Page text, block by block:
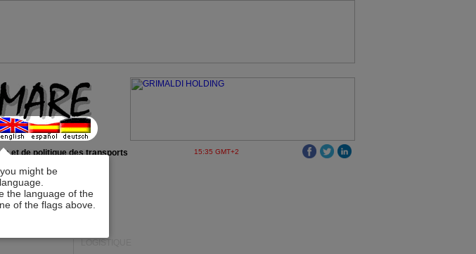
might be
the language of the
of the flags above.
et de politique des transports 15:35 GMT+2
LOGISTIQUE